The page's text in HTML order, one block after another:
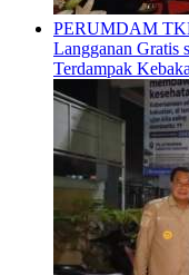
PERUMDAM
Langganan Gratis
Terdampak